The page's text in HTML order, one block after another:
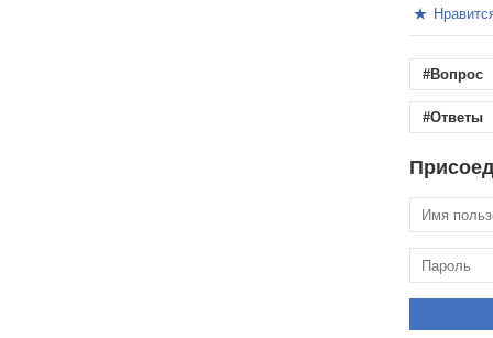
#Вопрос
#Ответы